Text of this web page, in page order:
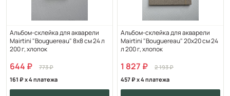
Альбом-склейка для акварели
Mairtini "Bouguereau" 8х8 см 24 л
200 г, хлопок
644
773
161
x 4 платежа
Альбом-склейка для акварели
Mairtini "Bouguereau" 20х20 см 24
л 200 г, хлопок
1 827
2 193
457
x 4 платежа